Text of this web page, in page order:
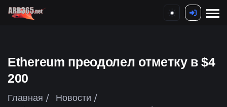
Ethereum преодолел отметку в $4
200
Главная / Новости /